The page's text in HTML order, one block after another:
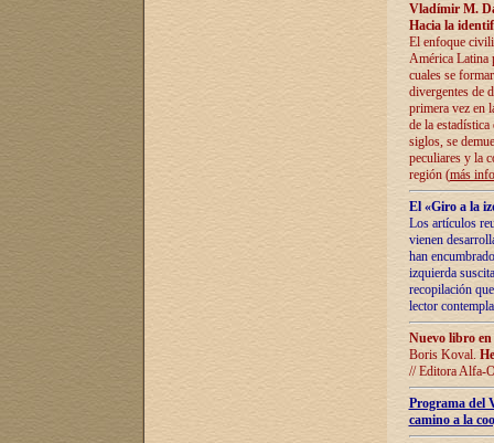
Vladímir M.
Hacia la
El enfoque
América Latina
cuales se
divergentes de
primera vez en
de la
siglos, se
peculiares y la
región (más
El «Giro a la
Los artículos
vienen
han
izquierda
recopilación
lector
Nuevo libro
Boris Koval.
// Editora Alfa-
Programa del
camino a la